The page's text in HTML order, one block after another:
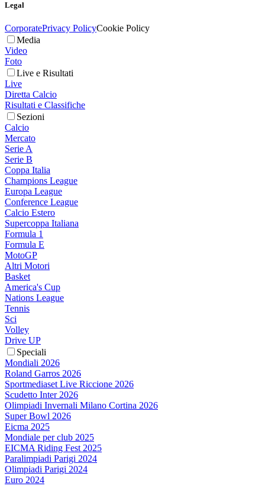
Legal
CorporatePrivacy PolicyCookie Policy
Media
Video
Foto
Live e Risultati
Live
Diretta Calcio
Risultati e Classifiche
Sezioni
Calcio
Mercato
Serie A
Serie B
Coppa Italia
Champions League
Europa League
Conference League
Calcio Estero
Supercoppa Italiana
Formula 1
Formula E
MotoGP
Altri Motori
Basket
America's Cup
Nations League
Tennis
Sci
Volley
Drive UP
Speciali
Mondiali 2026
Roland Garros 2026
Sportmediaset Live Riccione 2026
Scudetto Inter 2026
Olimpiadi Invernali Milano Cortina 2026
Super Bowl 2026
Eicma 2025
Mondiale per club 2025
EICMA Riding Fest 2025
Paralimpiadi Parigi 2024
Olimpiadi Parigi 2024
Euro 2024